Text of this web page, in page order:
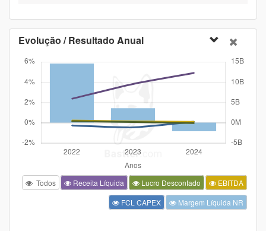
Evolução / Resultado Anual
Todos Receita Líquida Lucro Descontado
EBITDA
FCL CAPEX
Margem Líquida NR